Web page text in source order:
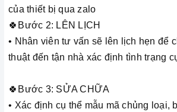
của thiết bị qua
🍀Bước 2: LÊN
• Nhân viên tư vấn sẽ lên lịch hẹn để
thuật đến tận nhà xác định
🍀Bước 3: SỬA
• Xác định cụ thể mẫu mã chủng loại,